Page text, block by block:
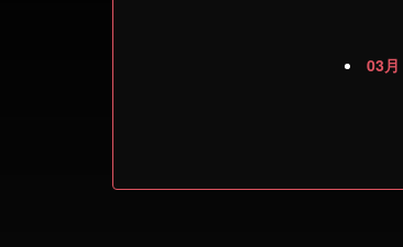
03月